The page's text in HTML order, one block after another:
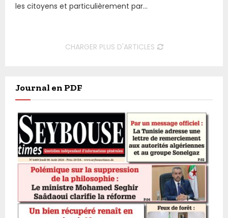
les citoyens et particulièrement par...
CHARGER PLUS D'ARTICLES
Journal en PDF